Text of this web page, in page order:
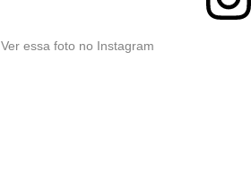
Ver essa foto no Instagram